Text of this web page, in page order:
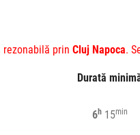
rezonabilă prin Cluj Napoca.
Durată
6h15min